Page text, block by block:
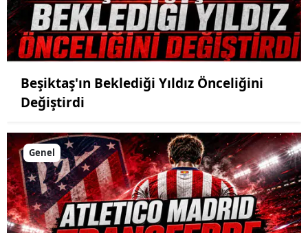
Beşiktaş'ın Beklediği Yıldız Önceliğini
Değiştirdi
Genel